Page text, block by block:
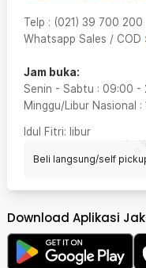
Telp : (021) 39 700 200
Whatsapp Sales / COD :
Jam buka:
Senin - Sabtu : 09:00 -
Minggu/Libur Nasional :
Idul Fitri: libur
Beli langsung/self
Download Aplikasi